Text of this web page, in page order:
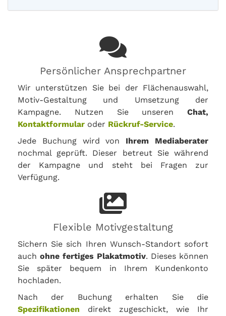
Persönlicher Ansprechpartner
Wir unterstützen Sie bei der Flächenauswahl,
Motiv-Gestaltung und Umsetzung der
Kampagne. Nutzen Sie unseren Chat,
Kontaktformular oder Rückruf-Service.
Jede Buchung wird von Ihrem Mediaberater
nochmal geprüft. Dieser betreut Sie während
der Kampagne und steht bei Fragen zur
Verfügung.
Flexible Motivgestaltung
Sichern Sie sich Ihren Wunsch-Standort sofort
auch ohne fertiges Plakatmotiv. Dieses können
Sie später bequem in Ihrem Kundenkonto
hochladen.
Nach der Buchung erhalten Sie die
Spezifikationen direkt zugeschickt, wie Ihr